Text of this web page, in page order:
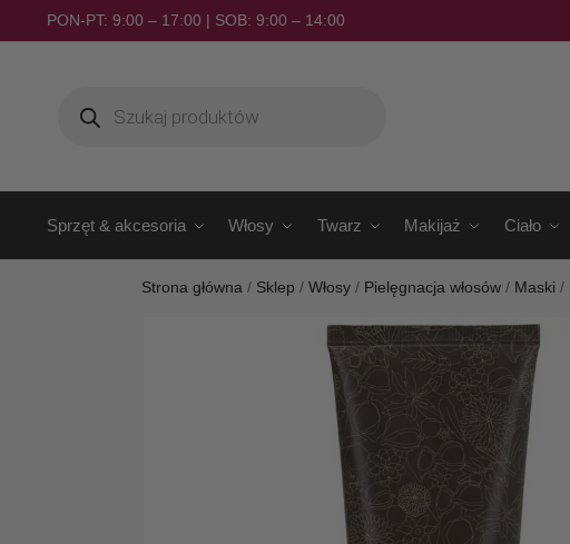
PON-PT: 9:00 – 17:00 | SOB: 9:00 – 14:00
Sprzęt & akcesoria Włosy Twarz Makijaż Ciało
Strona główna / Sklep /Włosy / Pielęgnacja włosów / Maski /